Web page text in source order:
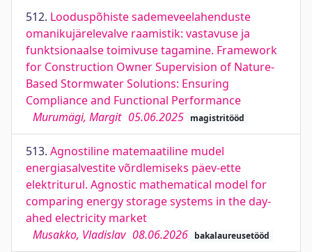
512. Looduspõhiste sademeveelahenduste
omanikujärelevalve raamistik: vastavuse ja
funktsionaalse toimivuse tagamine. Framework
for Construction Owner Supervision of Nature-
Based Stormwater Solutions: Ensuring
Compliance and Functional Performance
Murumägi, Margit 05.06.2025 magistritööd
513. Agnostiline matemaatiline mudel
energiasalvestite võrdlemiseks päev-ette
elektriturul. Agnostic mathematical model for
comparing energy storage systems in the day-
ahed electricity market
Musakko, Vladislav 08.06.2026 bakalaureusetööd